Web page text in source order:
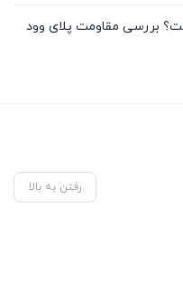
بررسی مقاومت پلای وود
رفتن به بالا